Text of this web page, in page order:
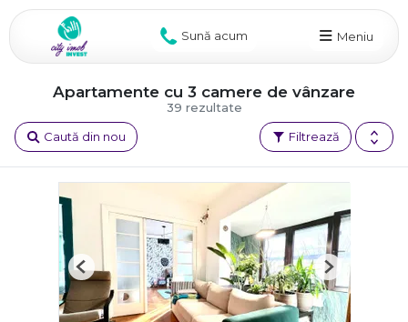
Sună acum Meniu
39 rezultate
Apartamente cu 3 camere de vânzare
Filtrează
Caută din nou
Previous Next